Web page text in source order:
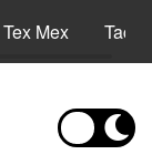
Tex Mex Tacos